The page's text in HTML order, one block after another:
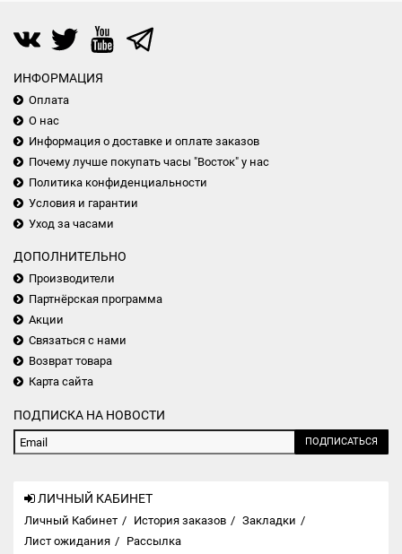
ИНФОРМАЦИЯ
Оплата
О нас
Информация о доставке и оплате заказов
Почему лучше покупать часы "Восток" у нас
Политика конфиденциальности
Условия и гарантии
Уход за часами
ДОПОЛНИТЕЛЬНО
Производители
Партнёрская программа
Акции
Связаться с нами
Возврат товара
Карта сайта
ПОДПИСКА НА НОВОСТИ
ПОДПИСАТЬСЯ
ЛИЧНЫЙ КАБИНЕТ
Личный Кабинет История заказов
Закладки
Лист ожидания
Рассылка